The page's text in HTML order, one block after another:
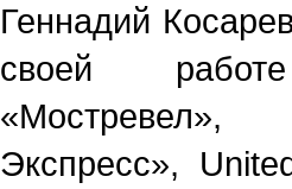
Геннадий
своей
Экспресс»,